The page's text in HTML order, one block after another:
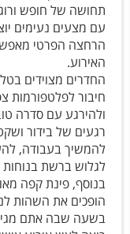
תחושה של חופש
עם מצעים נעימים
הרחצה הפרטי
האירוע.
החדרים מצוידים
חיבור לפלטפורמות
ולהירגע עם סדרה
רגעים של בידור
להמשיך בעבודה,
לגלוש ברשת
בנוסף, פינת קפה
הופכים את השהות
בשעה שבה אתם